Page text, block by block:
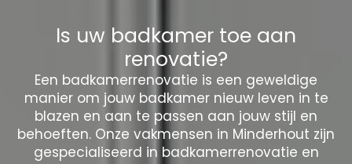
Is uw badkamer toe aan
renovatie?
Een badkamerrenovatie is een geweldige
manier om jouw badkamer nieuw leven in te
blazen en aan te passen aan jouw stijl en
behoeften. Onze vakmensen in Minderhout zijn
gespecialiseerd in badkamerrenovatie en